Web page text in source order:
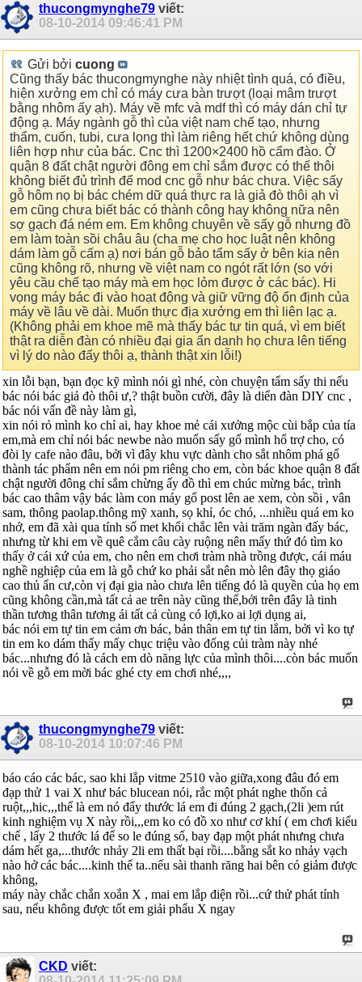
thucongmynghe79 viết:
08-10-2014 09:46:41 PM
Gửi bởi cuong
Cũng thấy bác thucongmynghe này nhiệt tình quá, có điều,
hiện xưởng em chỉ có máy cưa bàn trượt (loại mâm trượt
bằng nhôm ấy ạh). Máy về mfc và mdf thì có máy dán chỉ tự
động ạ. Máy ngành gỗ thì của việt nam chế tạo, nhưng
thẩm, cuốn, tubi, cưa lọng thì làm riêng hết chứ không dùng
liên hợp như của bác. Cnc thì 1200×2400 hồ cẩm đào. Ở
quận 8 đất chật người đông em chỉ sắm được có thế thôi
không biết đủ trình để mod cnc gỗ như bác chưa. Việc sấy
gỗ hôm nọ bị bác chém dữ quá thực ra là giả đò thôi ạh vì
em cũng chưa biết bác có thành công hay không nữa nên
sợ gạch đá ném em. Em không chuyên về sấy gỗ nhưng đồ
em làm toàn sồi châu âu (cha mẹ cho học luật nên không
dám làm gỗ cấm ạ) nơi bán gỗ bảo tẩm sấy ở bên kia nên
cũng không rõ, nhưng về việt nam co ngót rất lớn (so với
yêu cầu chế tạo máy mà em học lỏm được ở các bác). Hi
vọng máy bác đi vào hoạt động và giữ vững độ ổn định của
máy về lâu về dài. Muốn thực địa xưởng em thì liên lạc ạ.
(Không phải em khoe mẽ mà thấy bác tự tin quá, vì em biết
thật ra diễn đàn có nhiều đại gia ẩn danh họ chưa lên tiếng
vì lý do nào đấy thôi ạ, thành thật xin lỗi!)
xin lỗi bạn, bạn đọc kỹ mình nói gì nhé, còn chuyện tẩm sấy thi nếu
bác nói bác giả đò thôi ư,? thật buồn cười, đây là diển đàn DIY cnc ,
bác nói vấn đề này làm gì,
xin nói rỏ mình ko chỉ ai, hay khoe mẻ cái xưởng mộc cùi bắp của tía
em,mà em chỉ nói bác newbe nào muốn sấy gổ mình hổ trợ cho, có
đòi ly cafe nào đâu, bởi vì đây khu vực dành cho sắt nhôm phá gổ
thành tác phẩm nên em nói pm riêng cho em, còn bác khoe quận 8 đất
chật người đông chỉ sắm chừng ấy đồ thì em chúc mừng bác, trình
bác cao thâm vậy bác làm con máy gổ post lên ae xem, còn sồi , vân
sam, thông paolap.thông mỹ xanh, sọ khỉ, óc chó, ...nhiều quá em ko
nhớ, em đã xài qua tính số met khối chắc lên vài trăm ngàn đấy bác,
nhưng từ khi em về quê cắm câu cày ruộng nên mấy thứ đó tìm ko
thấy ở cái xứ của em, cho nên em chơi tràm nhà trồng được, cái máu
nghề nghiệp của em là gỗ chứ ko phải sắt nên mò lên đây thọ giáo
cao thủ ẩn cư,còn vị đại gia nào chưa lên tiếng đó là quyền của họ em
cũng không cần,mà tất cả ae trên này cũng thế,bởi trên đây là tinh
thần tương thân tương ái tất cả cùng có lợi,ko ai lợi dụng ai,
bác nói em tự tin em cảm ơn bác, bản thân em tự tin lắm, bởi vì ko tự
tin em ko dám thấy mấy chục triệu vào đống củi tràm này nhé
bác...nhưng đó là cách em dò năng lực của mình thôi....còn bác muốn
nói về gỗ em mời bác ghé cty em chơi nhé,,,,
thucongmynghe79 viết:
08-10-2014 10:07:46 PM
báo cáo các bác, sao khi lắp vitme 2510 vào giữa,xong đâu đó em
đạp thử 1 vai X như bác blucean nói, rắc một phát nghe thốn cả
ruột,,,hic,,,thể là em nó đẩy thước lá em đi đúng 2 gạch,(2li )em rút
kinh nghiệm vụ X này rồi,,,em ko có đồ xo như cơ khí ( em chơi kiểu
chế , lấy 2 thước lá để so le đúng số, bay đạp một phát nhưng chưa
dám hết ga,...thước nhảy 2li em thất bại rồi....bằng sắt ko nhảy vạch
nào hở các bác....kinh thế ta..nếu sài thanh răng hai bên có giảm được
không,
máy này chắc chắn xoắn X , mai em lắp điện rồi...cứ thử phát tính
sau, nếu không được tốt em giải phẩu X ngay
CKD viết: